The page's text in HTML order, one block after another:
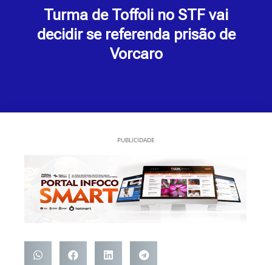
Turma de Toffoli no STF vai
decidir se referenda prisão de
Vorcaro
PUBLICIDADE